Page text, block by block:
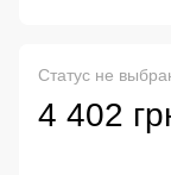
Статус не
4 402